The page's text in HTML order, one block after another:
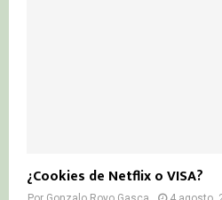
¿Cookies de Netflix o VISA?